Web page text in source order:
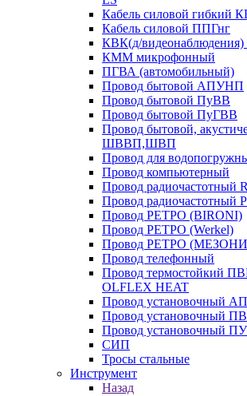
Кабель силовой
Кабель силовой ППГнг
КВК(д/
КММ микрофонный
ПГВА (автомобильный)
Провод бытовой АПУНП
Провод бытовой ПуВВ
Провод бытовой ПуГВВ
Провод бытовой,
ШВВП,ШВП
Провод для
Провод компьютерный
Провод радиочастотный
Провод радиочастотный
Провод РЕТРО (BIRONI)
Провод РЕТРО (Werkel)
Провод РЕТРО
Провод телефонный
Провод термостойкий
OLFLEX HEAT
Провод установочный
Провод установочный
Провод установочный
СИП
Тросы стальные
Инструмент
Назад